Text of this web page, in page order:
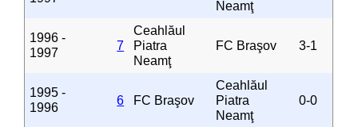
Neamţ
1996 -
1997
7
Ceahlăul
Piatra
Neamţ
FC Braşov 3-1
1995 -
1996
6 FC Braşov
Ceahlăul
Piatra
Neamţ
0-0